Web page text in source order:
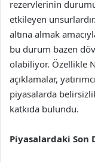
rezervlerinin
etkileyen
altına almak
bu durum bazen
olabiliyor. Özellikle
açıklamalar,
piyasalarda
katkıda bulundu.
Piyasalardaki Son